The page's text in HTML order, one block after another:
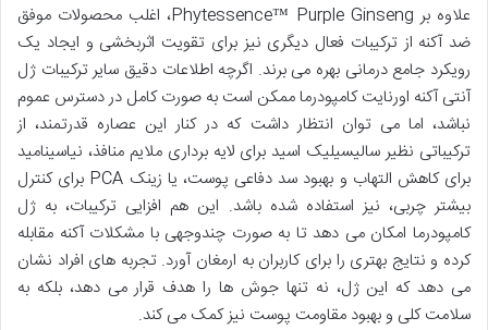
علاوه بر Phytessence™ Purple Ginseng، اغلب محصولات موفق
ضد آکنه از ترکیبات فعال دیگری نیز برای تقویت اثربخشی و ایجاد یک
رویکرد جامع درمانی بهره می برند. اگرچه اطلاعات دقیق سایر ترکیبات ژل
آنتی آکنه اورنایت کامپودرما ممکن است به صورت کامل در دسترس عموم
نباشد، اما می توان انتظار داشت که در کنار این عصاره قدرتمند، از
ترکیباتی نظیر سالیسیلیک اسید برای لایه برداری ملایم منافذ، نیاسینامید
برای کاهش التهاب و بهبود سد دفاعی پوست، یا زینک PCA برای کنترل
بیشتر چربی، نیز استفاده شده باشد. این هم افزایی ترکیبات، به ژل
کامپودرما امکان می دهد تا به صورت چندوجهی با مشکلات آکنه مقابله
کرده و نتایج بهتری را برای کاربران به ارمغان آورد. تجربه های افراد نشان
می دهد که این ژل، نه تنها جوش ها را هدف قرار می دهد، بلکه به
سلامت کلی و بهبود مقاومت پوست نیز کمک می کند.